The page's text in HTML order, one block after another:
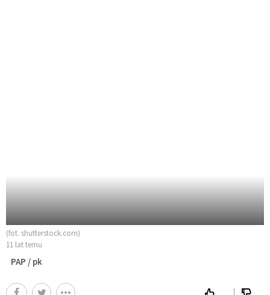
(fot. shutterstock.com)
11 lat temu
PAP / pk